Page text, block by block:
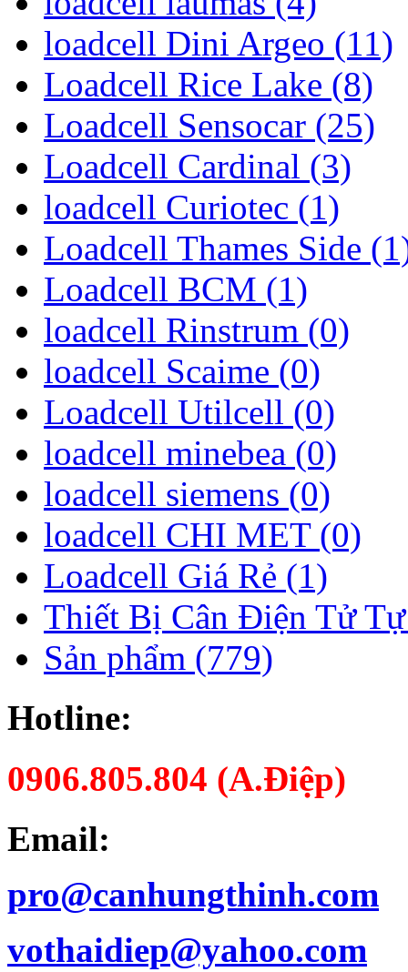
loadcell Dini Argeo (11)
Loadcell Rice Lake (8)
Loadcell Sensocar (25)
Loadcell Cardinal (3)
loadcell Curiotec (1)
Loadcell Thames Side
Loadcell BCM (1)
loadcell Rinstrum (0)
loadcell Scaime (0)
Loadcell Utilcell (0)
loadcell minebea (0)
loadcell siemens (0)
loadcell CHI MET (0)
Loadcell Giá Rẻ (1)
Thiết Bị Cân Điện Tử
Sản phẩm (779)
Hotline:
0906.805.804 (A.Điệp)
Email:
pro@canhungthinh.com
vothaidiep@yahoo.com